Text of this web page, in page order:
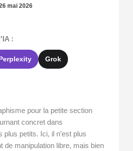
mai 2026
:
Grok
pour la petite section
concret dans
plus petits. Ici, il n’est plus
de manipulation libre, mais bien